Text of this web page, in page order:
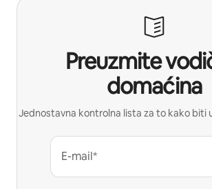
Preuzmite
domaćina
Jednostavna kontrolna lista za to kako biti
E-mail*